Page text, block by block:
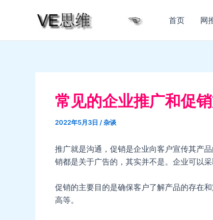
首页 网
常见的企业推广和促
2022年5月3日 /杂谈
推广就是沟通，促销是企业向客户宣传其产
销都是关于广告的，其实并不是。企业可以
促销的主要目的是确保客户了解产品的存在
高等。